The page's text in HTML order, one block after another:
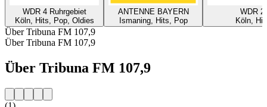
WDR 4 Ruhrgebiet
Köln, Hits, Pop, Oldies
ANTENNE BAYERN
Ismaning, Hits, Pop
WDR 2
Köln,
Über Tribuna FM 107,9
Über Tribuna FM 107,9
Über Tribuna FM 107,9